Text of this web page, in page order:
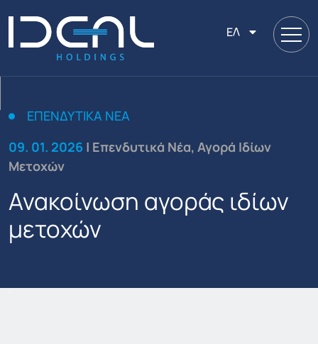
ΕΛ
ΕΠΕΝΔΥΤΙΚΆ ΝΈΑ
09. 01. 2026 | Επενδυτικά Νέα, Αγορά Ιδίων
Μετοχών
Ανακοίνωση αγοράς ιδίων
μετοχών